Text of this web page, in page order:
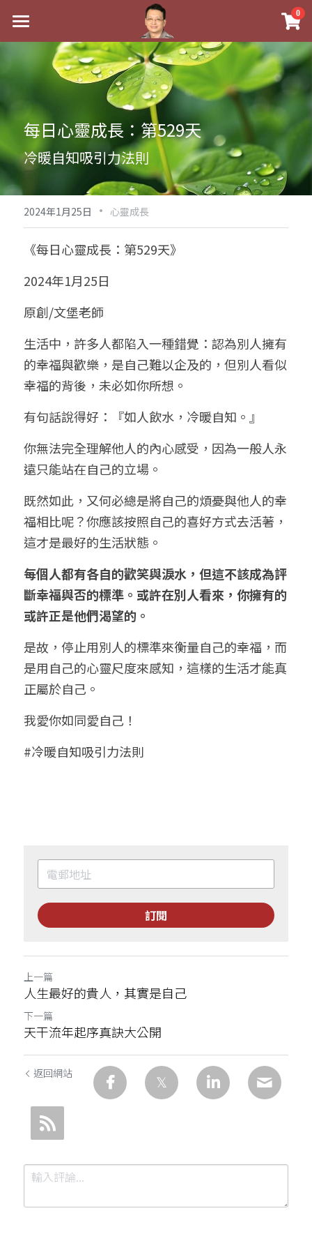
0
最新消息
關於我
實體經營
五行八字學
後天派陽宅
黃金會員專區
八字雜記
心靈成長
人氣最高
站長精選
臉書生活
試閱專區
Podcast聽書
團隊訓練營
八字視頻
陽宅視頻
線上直播
線上學苑
八字初階班1
八字初階班2
八字進階班
八字中階班
五行計算初階班
五行計算高階班
團隊訓練營
命理商城
八字完整班
《十神高階實戰錄》完整典藏版
科學八字推理PDF
我的著作
科學八字推理1
科學八字推理2
輕鬆學會科學八字推理
與我預約
批命預約
上課預約
常見問題
FB粉絲頁
登錄/註冊
搜索
繁體中文
繁體中文
0938617837
support@p8zicourse.com
五行八字線上班
每日心靈成長：第529天
冷暖自知吸引力法則
2024年1月25日 · 心靈成長
《每日心靈成長：第529天》
2024年1月25日
原創/文堡老師
生活中，許多人都陷入一種錯覺：認為別人擁有
的幸福與歡樂，是自己難以企及的，但別人看似
幸福的背後，未必如你所想。
有句話說得好：『如人飲水，冷暖自知。』
你無法完全理解他人的內心感受，因為一般人永
遠只能站在自己的立場。
既然如此，又何必總是將自己的煩憂與他人的幸
福相比呢？你應該按照自己的喜好方式去活著，
這才是最好的生活狀態。
每個人都有各自的歡笑與淚水，但這不該成為評
斷幸福與否的標準。或許在別人看來，你擁有的
或許正是他們渴望的。
是故，停止用別人的標準來衡量自己的幸福，而
是用自己的心靈尺度來感知，這樣的生活才能真
正屬於自己。
我愛你如同愛自己！
#冷暖自知吸引力法則
訂閱
上一篇
人生最好的貴人，其實是自己
下一篇
天干流年起序真訣大公開
返回網站
×
商品分類
八字線上完整班
科學八字推理PDF
《十神高階實戰錄》完整典藏版